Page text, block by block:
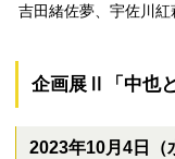
吉田緒佐夢、宇佐川紅
企画展Ⅱ「中也と
2023年10月4日（